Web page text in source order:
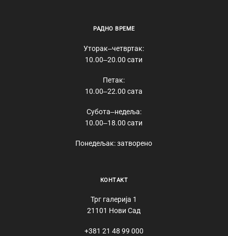
РАДНО ВРЕМЕ
Уторак‒четвртак:
10.00‒20.00 сати
Петак:
10.00‒22.00 сата
Субота‒недеља:
10.00‒18.00 сати
Понедељак: затворено
КОНТАКТ
Трг галерија 1
21101 Нови Сад
+381 21 48 99 000